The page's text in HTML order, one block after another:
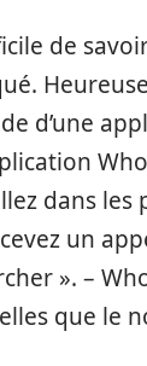
de
d’une
dans les
un
». –
que le